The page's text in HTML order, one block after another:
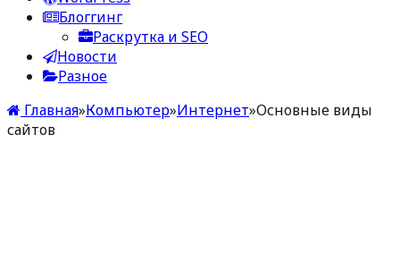
Блоггинг
Раскрутка и SEO
Новости
Разное
Главная»Компьютер»Интернет»Основные виды
сайтов